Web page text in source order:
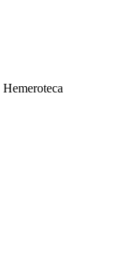
Hemeroteca